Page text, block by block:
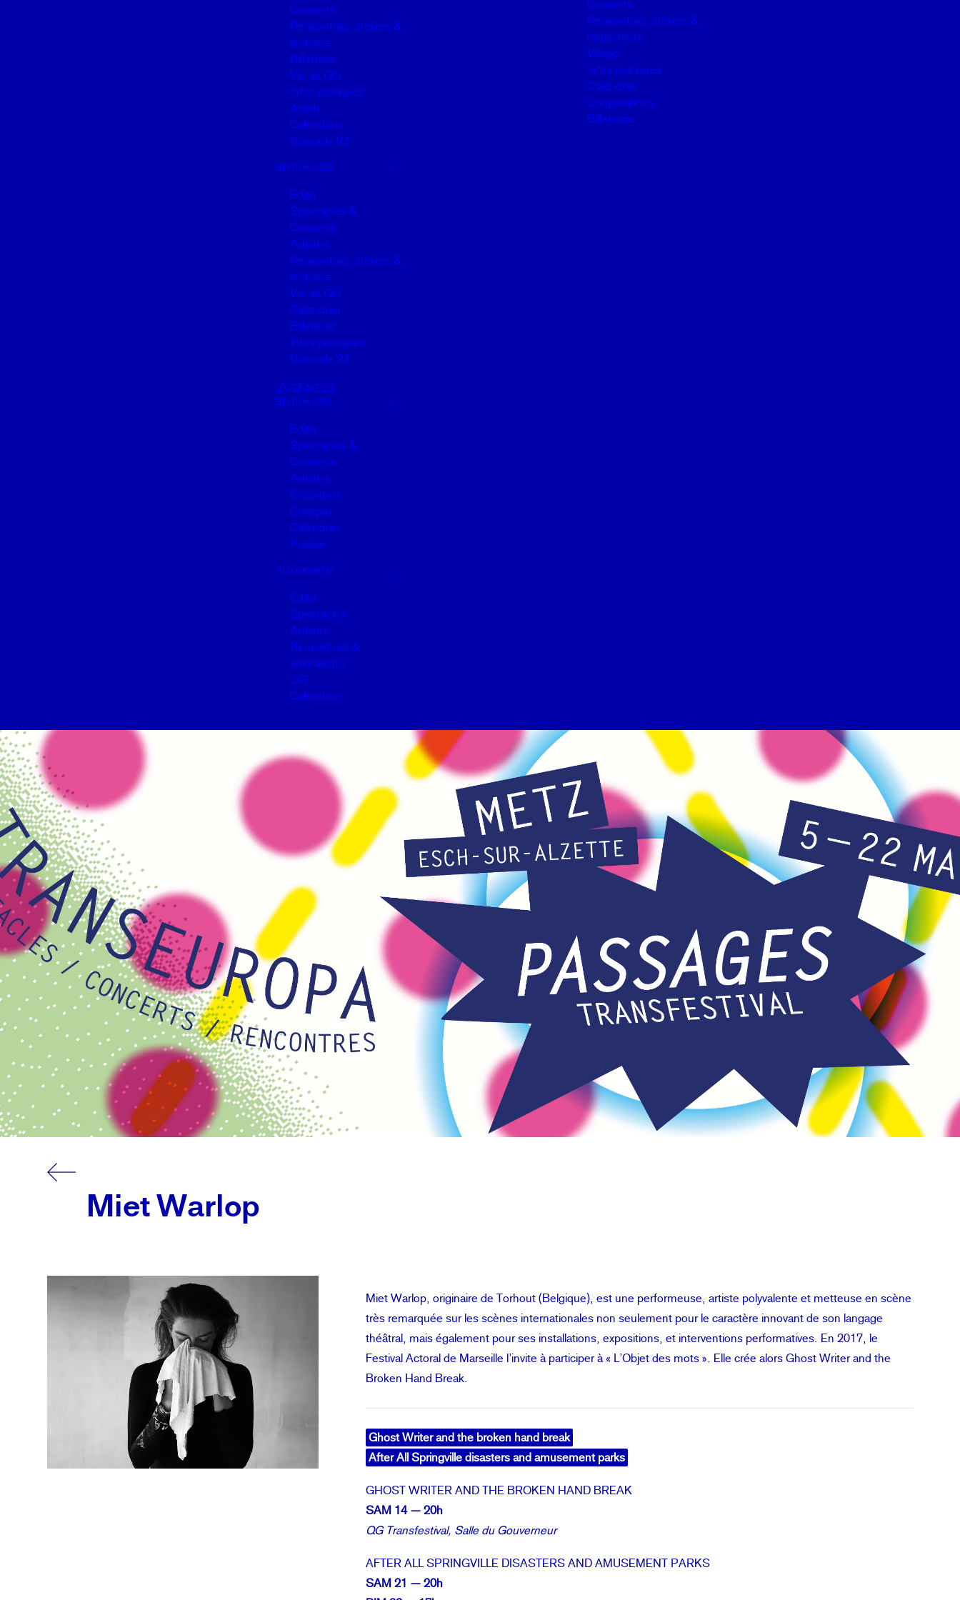
Concerts
Rencontres, ateliers &
lectures
Billetterie
Vie au QG
Infos pratiques
Artisti
Calendario
Nomade 23
ÉDITION 2022
Edito
Spectacles &
Concerts
Artistes
Rencontres, ateliers &
lectures
Vie au QG
Calendrier
Billetterie
Infos pratiques
Nomade 22
ZIGZAG 22
EDITION 2021
Edito
Spectacles &
Concerts
Artistes
Encontros
Coraçao
Calendrier
Presse
KUYA KWETU
Edito
Spectacles
Artistes
Rencontres &
animations
QG
Calendrier
Concerts
Rencontres, ateliers &
projections
Village
Infos pratiques
Calendrier
Coopérations
Billetterie
Miet Warlop
Miet Warlop, originaire de Torhout (Belgique), est une performeuse, artiste polyvalente et metteuse en scène
très remarquée sur les scènes internationales non seulement pour le caractère innovant de son langage
théâtral, mais également pour ses installations, expositions, et interventions performatives. En 2017, le
Festival Actoral de Marseille l’invite à participer à « L’Objet des mots ». Elle crée alors Ghost Writer and the
Broken Hand Break.
Ghost Writer and the broken hand break
After All Springville disasters and amusement parks
GHOST WRITER AND THE BROKEN HAND BREAK
SAM 14 — 20h
QG Transfestival, Salle du Gouverneur
AFTER ALL SPRINGVILLE DISASTERS AND AMUSEMENT PARKS
SAM 21 — 20h